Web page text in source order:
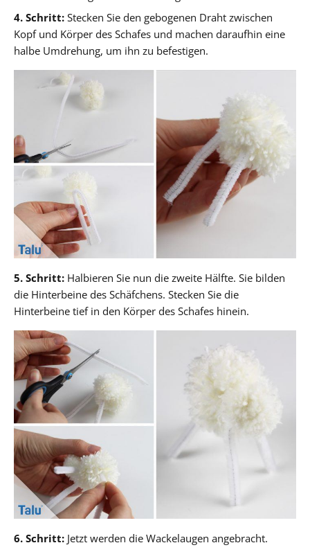
4. Schritt: Stecken Sie den gebogenen Draht zwischen
Kopf und Körper des Schafes und machen daraufhin eine
halbe Umdrehung, um ihn zu befestigen.
5. Schritt: Halbieren Sie nun die zweite Hälfte. Sie bilden
die Hinterbeine des Schäfchens. Stecken Sie die
Hinterbeine tief in den Körper des Schafes hinein.
6. Schritt: Jetzt werden die Wackelaugen angebracht.